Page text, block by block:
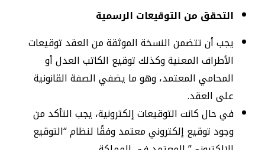
التحقق من التوقيعات الرسمية
يجب أن تتضمن النسخة الموثقة من العقد توقيعات
الأطراف المعنية وكذلك توقيع الكاتب العدل أو
المحامي المعتمد، وهو ما يضفي الصفة القانونية
على العقد.
في حال كانت التوقيعات إلكترونية، يجب التأكد من
وجود توقيع إلكتروني معتمد وفقًا لنظام “التوقيع